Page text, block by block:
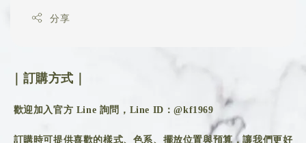
分享
｜訂購方式｜
歡迎加入官方 Line 詢問，Line ID：@kf1969
訂購時可提供喜歡的樣式、色系、擺放位置與預算，讓我們更好